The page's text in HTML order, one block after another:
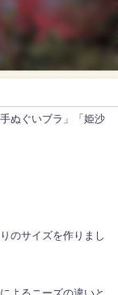
ぬぐいブラ」「姫沙
のサイズを作りまし